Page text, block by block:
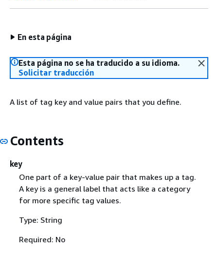
En esta página
Esta página no se ha traducido a su idioma.
Solicitar traducción
A list of tag key and value pairs that you define.
Contents
key
One part of a key-value pair that makes up a tag.
A key is a general label that acts like a category
for more specific tag values.
Type: String
Required: No